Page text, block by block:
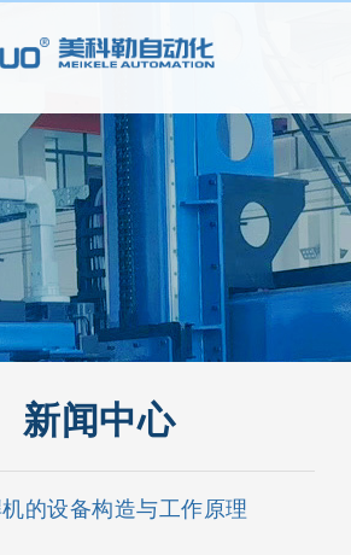
新闻中心
的设备构造与工作原理